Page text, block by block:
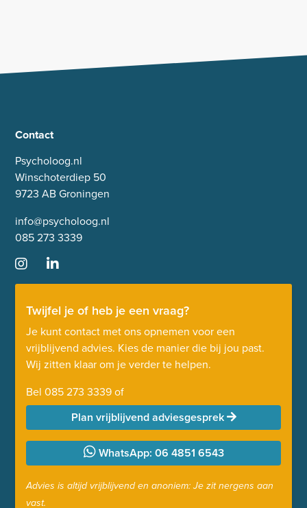
Contact
Psycholoog.nl
Winschoterdiep 50
9723 AB Groningen
info@psycholoog.nl
085 273 3339
Twijfel je of heb je een vraag?
Je kunt contact met ons opnemen voor een
vrijblijvend advies. Kies de manier die bij jou past.
Wij zitten klaar om je verder te helpen.
Bel 085 273 3339of
Plan vrijblijvend adviesgesprek
WhatsApp: 06 4851 6543
Advies is altijd vrijblijvend en anoniem: Je zit nergens aan
vast.